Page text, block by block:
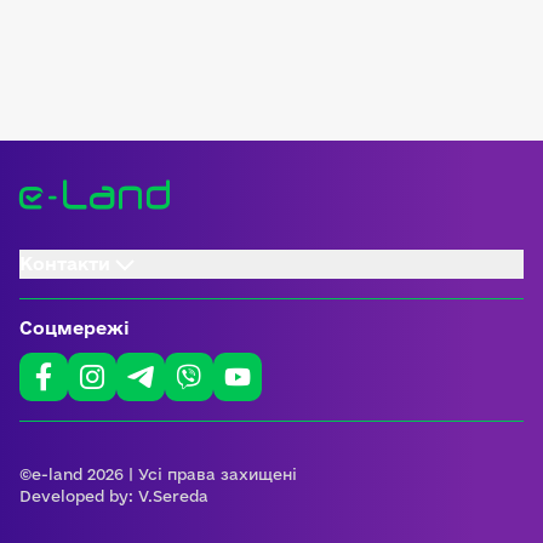
Соцмережі
©e-land 2026 | Усі права захищені
Developed by: V.Sereda